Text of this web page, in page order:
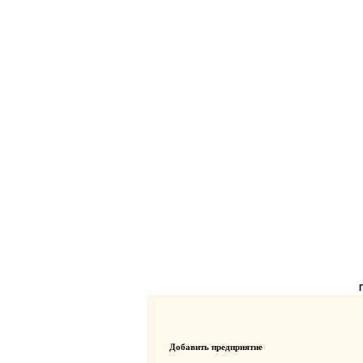
Добавить предприятие